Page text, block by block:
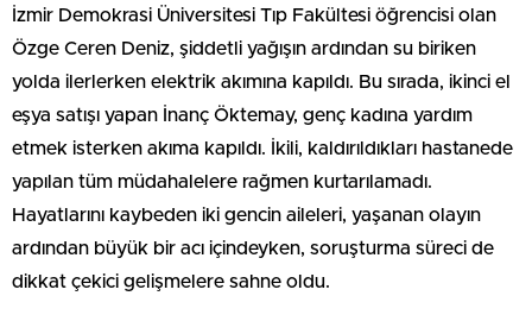
İzmir Demokrasi Üniversitesi Tıp Fakültesi öğrencisi olan
Özge Ceren Deniz, şiddetli yağışın ardından su biriken
yolda ilerlerken elektrik akımına kapıldı. Bu sırada, ikinci el
eşya satışı yapan İnanç Öktemay, genç kadına yardım
etmek isterken akıma kapıldı. İkili, kaldırıldıkları hastanede
yapılan tüm müdahalelere rağmen kurtarılamadı.
Hayatlarını kaybeden iki gencin aileleri, yaşanan olayın
ardından büyük bir acı içindeyken, soruşturma süreci de
dikkat çekici gelişmelere sahne oldu.